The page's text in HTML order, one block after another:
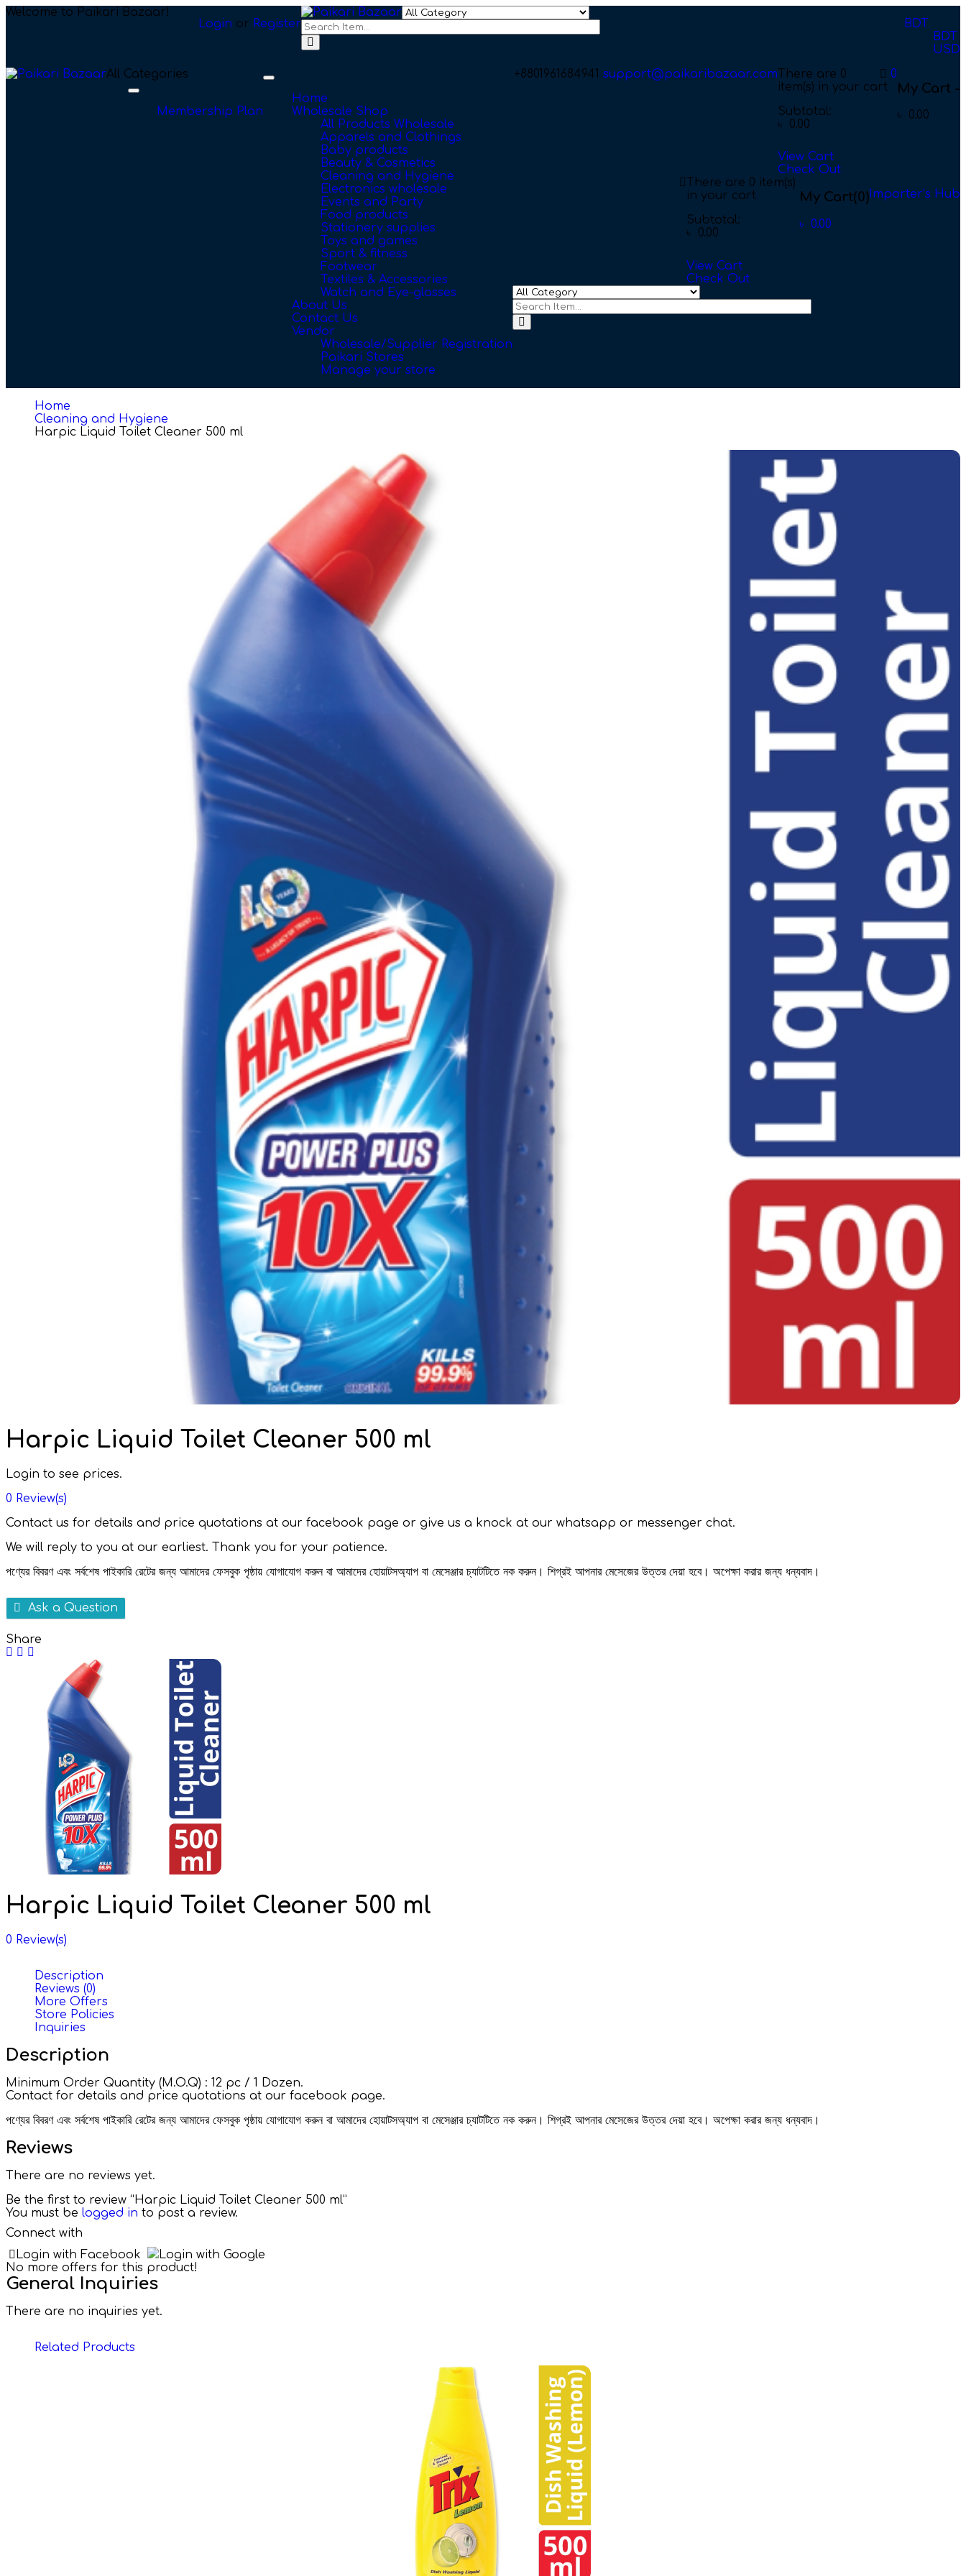
Welcome to Paikari Bazaar!
Login or Register
BDT
BDT
USD
My Cart -
৳ 0.00
0
There are 0
item(s) in your cart
Subtotal:
৳
0.00
View Cart
Check Out
+8801961684941 support@paikaribazaar.com
All Categories
Toggle
navigation
Membership Plan
Toggle
navigation
Home
Wholesale Shop
All Products Wholesale
Apparels and Clothings
Baby products
Beauty & Cosmetics
Cleaning and Hygiene
Electronics wholesale
Events and Party
Food products
Stationery supplies
Toys and games
Sport & fitness
Footwear
Textiles & Accessories
Watch and Eye-glasses
About Us
Contact Us
Vendor
Wholesale/Supplier Registration
Paikari Stores
Manage your store
Importer’s Hub
My Cart(0)
৳ 0.00
There are 0 item(s)
in your cart
Subtotal:
৳
0.00
View Cart
Check Out
Home
Cleaning and Hygiene
Harpic Liquid Toilet Cleaner 500 ml
Harpic Liquid Toilet Cleaner 500 ml
Login to see prices.
0 Review(s)
Contact us for details and price quotations at our facebook page or give us a knock at our whatsapp or messenger chat.
We will reply to you at our earliest. Thank you for your patience.
পণ্যের বিবরণ এবং সর্বশেষ পাইকারি রেটের জন্য আমাদের ফেসবুক পৃষ্ঠায় যোগাযোগ করুন বা আমাদের হোয়াটসঅ্যাপ বা মেসেঞ্জার চ্যাটটিতে নক করুন। শিগ্রই আপনার মেসেজের উত্তর দেয়া হবে। অপেক্ষা করার জন্য ধন্যবাদ।
Ask a Question
Share
Harpic Liquid Toilet Cleaner 500 ml
0 Review(s)
Description
Reviews (0)
More Offers
Store Policies
Inquiries
Description
Minimum Order Quantity (M.O.Q) : 12 pc / 1 Dozen.
Contact for details and price quotations at our facebook page.
পণ্যের বিবরণ এবং সর্বশেষ পাইকারি রেটের জন্য আমাদের ফেসবুক পৃষ্ঠায় যোগাযোগ করুন বা আমাদের হোয়াটসঅ্যাপ বা মেসেঞ্জার চ্যাটটিতে নক করুন। শিগ্রই আপনার মেসেজের উত্তর দেয়া হবে। অপেক্ষা করার জন্য ধন্যবাদ।
Reviews
There are no reviews yet.
Be the first to review “Harpic Liquid Toilet Cleaner 500 ml”
You must be logged in to post a review.
Connect with
Login with Facebook
Login with Google
No more offers for this product!
General Inquiries
There are no inquiries yet.
Related Products